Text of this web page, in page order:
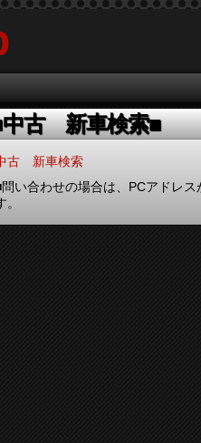
古 新車検索■
古 新車検索
い合わせの場合は、PCアドレ
。